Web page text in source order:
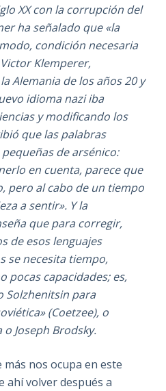
XX con la corrupción del
ha señalado que «la
condición necesaria
Klemperer,
Alemania de los años 20 y
idioma nazi iba
y modificando los
que las palabras
de arsénico:
en cuenta, parece que
pero al cabo de un tiempo
a sentir». Y la
que para corregir,
de esos lenguajes
se necesita tiempo,
pocas capacidades; es,
Solzhenitsin para
(Coetzee), o
Joseph Brodsky.
nos ocupa en este
ahí volver después a